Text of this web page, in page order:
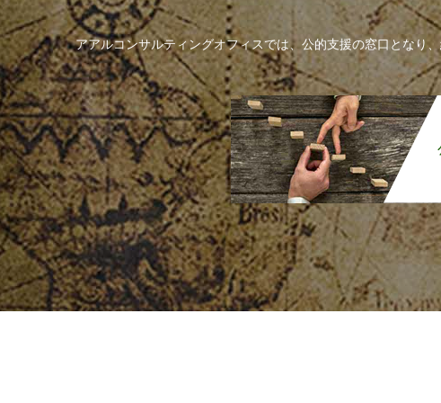
アアルコンサルティングオフィスでは、公的支援の窓口となり